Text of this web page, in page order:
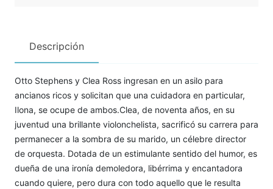
Descripción
Otto Stephens y Clea Ross ingresan en un asilo para
ancianos ricos y solicitan que una cuidadora en particular,
Ilona, se ocupe de ambos.Clea, de noventa años, en su
juventud una brillante violonchelista, sacrificó su carrera para
permanecer a la sombra de su marido, un célebre director
de orquesta. Dotada de un estimulante sentido del humor, es
dueña de una ironía demoledora, libérrima y encantadora
cuando quiere, pero dura con todo aquello que le resulta